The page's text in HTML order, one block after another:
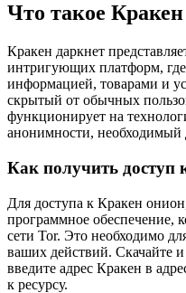
Что такое
Кракен даркнет
интригующих платформ,
информацией, товарами и
скрытый от обычных
функционирует на
анонимности, необходимый
Как получить доступ
Для доступа к Кракен
программное обеспечение,
сети Tor. Это необходимо
ваших действий. Скачайте
введите адрес Кракен в
к ресурсу.